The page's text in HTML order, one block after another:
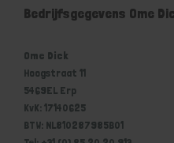
Bedrijfsgegevens Ome
Ome Dick
Hoogstraat 11
5469EL Erp
KvK: 17140625
BTW: NL810287985B01